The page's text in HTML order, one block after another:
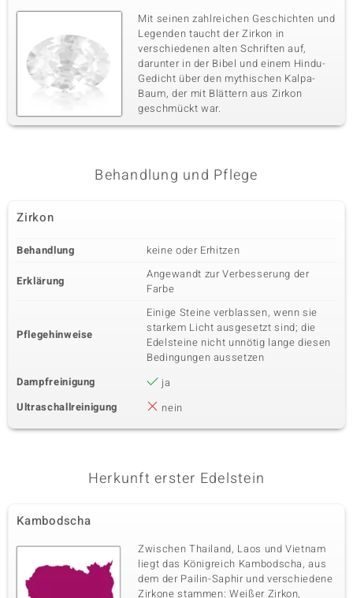
Mit seinen zahlreichen Geschichten und
Legenden taucht der Zirkon in
verschiedenen alten Schriften auf,
darunter in der Bibel und einem Hindu-
Gedicht über den mythischen Kalpa-
Baum, der mit Blättern aus Zirkon
geschmückt war.
Behandlung und Pflege
Zirkon
Behandlung keine oder Erhitzen
Erklärung
Angewandt zur Verbesserung der
Farbe
Pflegehinweise
Einige Steine verblassen, wenn sie
starkem Licht ausgesetzt sind; die
Edelsteine nicht unnötig lange diesen
Bedingungen aussetzen
Dampfreinigung
ja
Ultraschallreinigung
nein
Herkunft erster Edelstein
Kambodscha
Zwischen Thailand, Laos und Vietnam
liegt das Königreich Kambodscha, aus
dem der Pailin-Saphir und verschiedene
Zirkone stammen: Weißer Zirkon,